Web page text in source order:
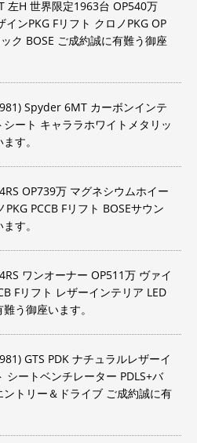
左H 世界限定1963台 OP540万
ンPKG Fリフト クロノPKG OP
ク BOSE ご成約誠に有難う御座
Spyder 6MT カーボンインテ
ート キャララホワイトメタリッ
す。
OP739万 マグネシウムホイー
PCCB Fリフト BOSEサウン
す。
ワンオーナー OP511万 ヴァイ
Fリフト レザーインテリア LED
う御座います。
GTS PDK ナチュラルレザーイ
シートベンチレーター PDLS+バ
トリー＆ドライブ ご成約誠に有